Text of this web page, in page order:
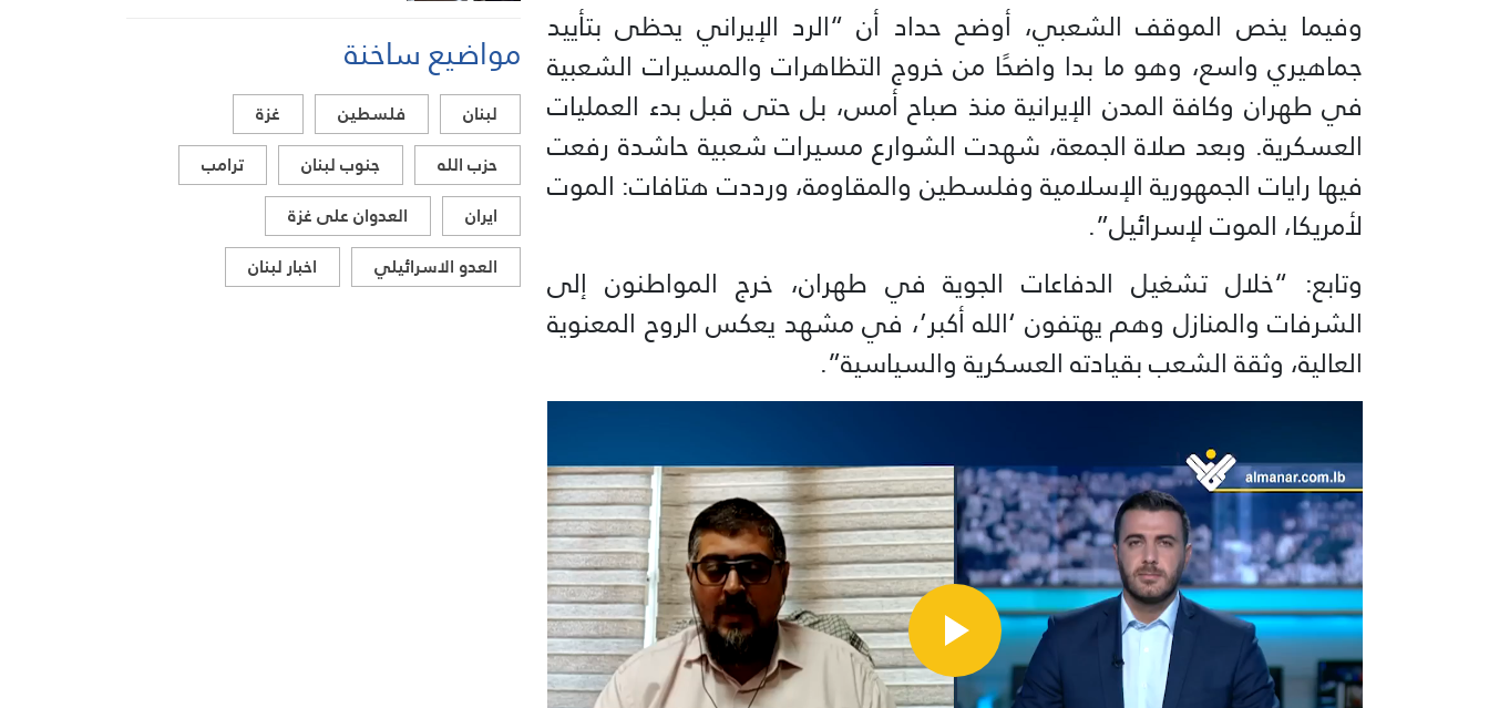
وفيما يخص الموقف الشعبي، أوضح حداد أن “الرد الإيراني يحظى بتأييد
جماهيري واسع، وهو ما بدا واضحًا من خروج التظاهرات والمسيرات الشعبية
في طهران وكافة المدن الإيرانية منذ صباح أمس، بل حتى قبل بدء العمليات
العسكرية. وبعد صلاة الجمعة، شهدت الشوارع مسيرات شعبية حاشدة رفعت
فيها رايات الجمهورية الإسلامية وفلسطين والمقاومة، ورددت هتافات: الموت
لأمريكا، الموت لإسرائيل”.
وتابع: “خلال تشغيل الدفاعات الجوية في طهران، خرج المواطنون إلى
الشرفات والمنازل وهم يهتفون ‘الله أكبر’، في مشهد يعكس الروح المعنوية
العالية، وثقة الشعب بقيادته العسكرية والسياسية”.
مواضيع ساخنة
لبنان فلسطين
غزة
حزب الله
جنوب لبنان
ترامب
ايران
العدوان على غزة
العدو الاسرائيلي
اخبار لبنان